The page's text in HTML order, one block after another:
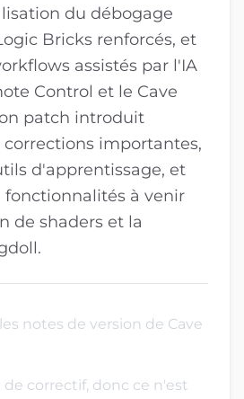
du débogage
Bricks renforcés, et
assistés par l'IA
Control et le Cave
patch introduit
importantes,
d'apprentissage, et
fonctionnalités à venir
de shaders et la
notes de version de Cave
de correctif, donc ce n'est